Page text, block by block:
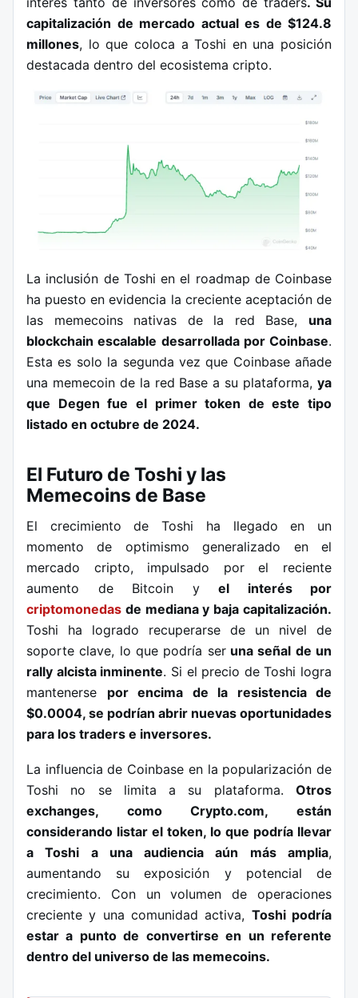
capitalización de mercado actual es de $124.8
millones, lo que coloca a Toshi en una posición
destacada dentro del ecosistema cripto.
La inclusión de Toshi en el roadmap de Coinbase
ha puesto en evidencia la creciente aceptación de
las memecoins nativas de la red Base, una
blockchain escalable desarrollada por Coinbase.
Esta es solo la segunda vez que Coinbase añade
una memecoin de la red Base a su plataforma, ya
que Degen fue el primer token de este tipo
listado en octubre de 2024.
El Futuro de Toshi y las
Memecoins de Base
El crecimiento de Toshi ha llegado en un
momento de optimismo generalizado en el
mercado cripto, impulsado por el reciente
aumento de Bitcoin y el interés por
criptomonedas de mediana y baja capitalización.
Toshi ha logrado recuperarse de un nivel de
soporte clave, lo que podría seruna señal de un
rally alcista inminente. Si el precio de Toshi logra
mantenerse por encima de la resistencia de
$0.0004, se podrían abrir nuevas oportunidades
para los traders e inversores.
La influencia de Coinbase en la popularización de
Toshi no se limita a su plataforma. Otros
exchanges, como Crypto.com, están
considerando listar el token, lo que podría llevar
a Toshi a una audiencia aún más amplia,
aumentando su exposición y potencial de
crecimiento. Con un volumen de operaciones
creciente y una comunidad activa, Toshi podría
estar a punto de convertirse en un referente
dentro del universo de las memecoins.